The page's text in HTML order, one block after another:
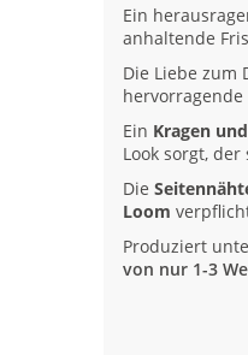
Ein
anhaltende
Die Liebe zum
hervorragende
Ein Kragen
Look sorgt,
Die
Loom
Produziert
von nur 1-3